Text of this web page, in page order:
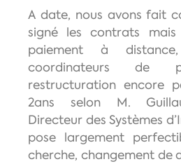
A date, nous avons fait
signé les contrats
paiement à
coordinateurs de
restructuration encore
2ans selon M.
Directeur des Systèmes
pose largement
cherche, changement de